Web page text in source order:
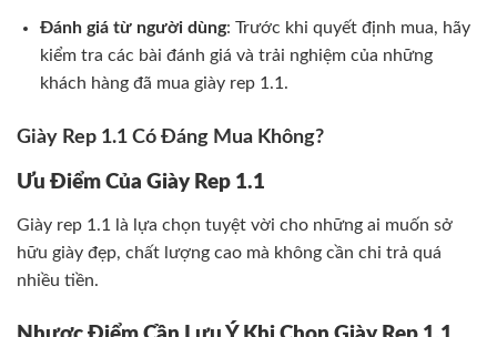
Đánh giá từ người dùng: Trước khi quyết định mua, hãy
kiểm tra các bài đánh giá và trải nghiệm của những
khách hàng đã mua giày rep 1.1.
Giày Rep 1.1 Có Đáng Mua Không?
Ưu Điểm Của Giày Rep 1.1
Giày rep 1.1 là lựa chọn tuyệt vời cho những ai muốn sở
hữu giày đẹp, chất lượng cao mà không cần chi trả quá
nhiều tiền.